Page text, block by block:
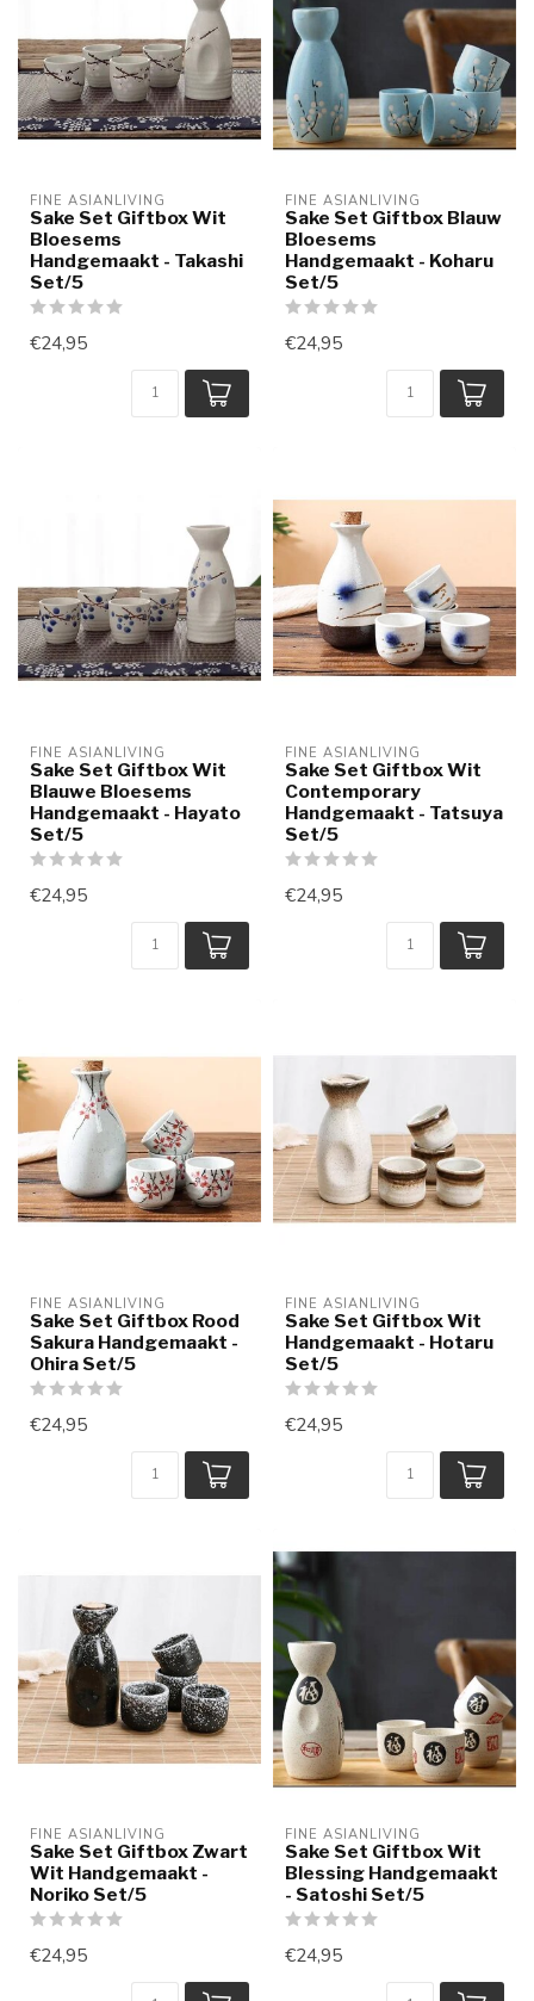
FINE ASIANLIVING
Sake Set Giftbox Wit
Bloesems
Handgemaakt - Takashi
Set/5
€24,95
FINE ASIANLIVING
Sake Set Giftbox Blauw
Bloesems
Handgemaakt - Koharu
Set/5
€24,95
FINE ASIANLIVING
Sake Set Giftbox Wit
Blauwe Bloesems
Handgemaakt - Hayato
Set/5
€24,95
FINE ASIANLIVING
Sake Set Giftbox Wit
Contemporary
Handgemaakt - Tatsuya
Set/5
€24,95
FINE ASIANLIVING
Sake Set Giftbox Rood
Sakura Handgemaakt -
Ohira Set/5
€24,95
FINE ASIANLIVING
Sake Set Giftbox Wit
Handgemaakt - Hotaru
Set/5
€24,95
FINE ASIANLIVING
Sake Set Giftbox Zwart
Wit Handgemaakt -
Noriko Set/5
€24,95
FINE ASIANLIVING
Sake Set Giftbox Wit
Blessing Handgemaakt
- Satoshi Set/5
€24,95